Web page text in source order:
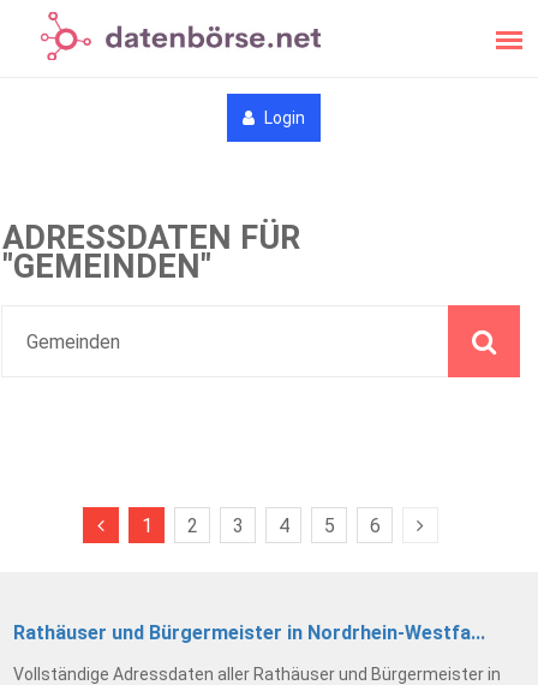
Login
ADRESSDATEN FÜR
"GEMEINDEN"
1 2 3 4 5 6
Rathäuser und Bürgermeister in Nordrhein-Westfa...
Vollständige Adressdaten aller Rathäuser und Bürgermeister in